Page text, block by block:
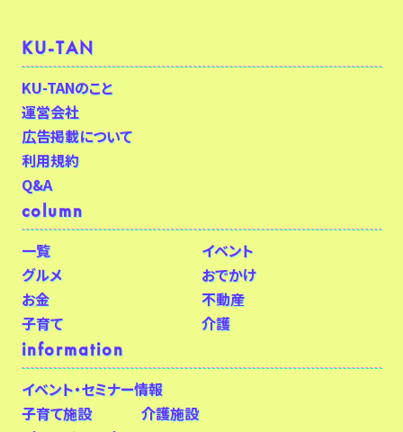
KU-TAN
KU-TANのこと
運営会社
広告掲載について
利用規約
Q&A
column
一覧
イベント
グルメ
おでかけ
お金
不動産
子育て
介護
information
イベント・セミナー情報
子育て施設
介護施設